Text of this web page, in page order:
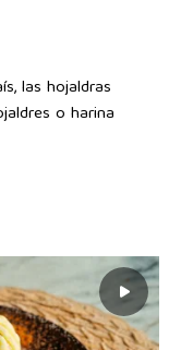
las hojaldras
o harina